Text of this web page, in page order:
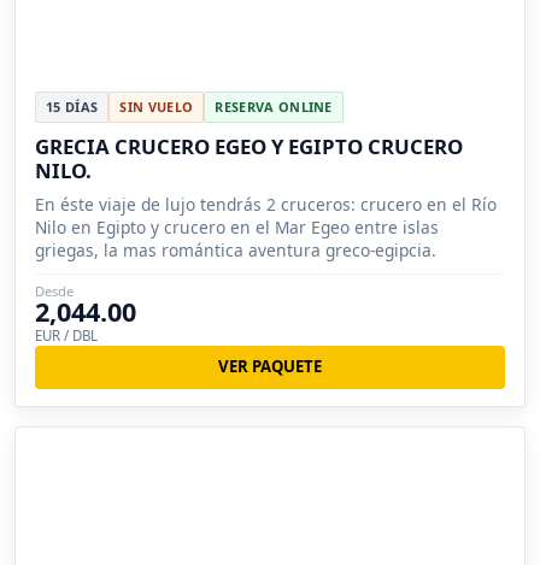
15 DÍAS SIN VUELO RESERVA ONLINE
GRECIA CRUCERO EGEO Y EGIPTO CRUCERO
NILO.
En éste viaje de lujo tendrás 2 cruceros: crucero en el Río
Nilo en Egipto y crucero en el Mar Egeo entre islas
griegas, la mas romántica aventura greco-egipcia.
Desde
2,044.00
EUR / DBL
VER PAQUETE